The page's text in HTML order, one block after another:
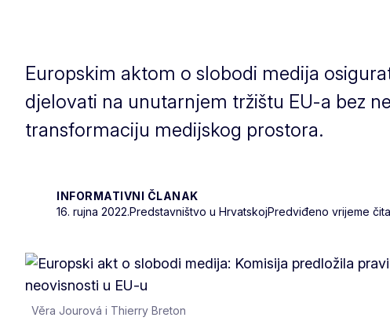
Europskim aktom o slobodi medija
djelovati na unutarnjem tržištu EU-a bez
transformaciju medijskog prostora.
INFORMATIVNI ČLANAK
16. rujna 2022.Predstavništvo u HrvatskojPredviđeno vrijeme
Věra Jourová i Thierry Breton